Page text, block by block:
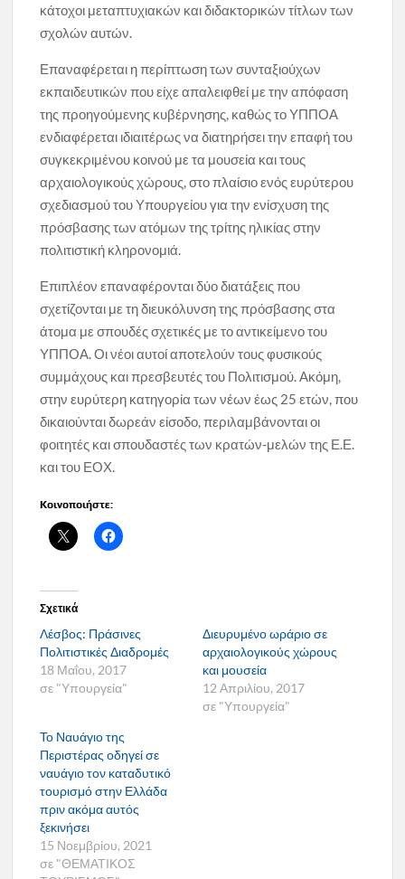
κάτοχοι μεταπτυχιακών και διδακτορικών τίτλων των
σχολών αυτών.
Επαναφέρεται η περίπτωση των συνταξιούχων
εκπαιδευτικών που είχε απαλειφθεί με την απόφαση
της προηγούμενης κυβέρνησης, καθώς το ΥΠΠΟΑ
ενδιαφέρεται ιδιαιτέρως να διατηρήσει την επαφή του
συγκεκριμένου κοινού με τα μουσεία και τους
αρχαιολογικούς χώρους, στο πλαίσιο ενός ευρύτερου
σχεδιασμού του Υπουργείου για την ενίσχυση της
πρόσβασης των ατόμων της τρίτης ηλικίας στην
πολιτιστική κληρονομιά.
Επιπλέον επαναφέρονται δύο διατάξεις που
σχετίζονται με τη διευκόλυνση της πρόσβασης στα
άτομα με σπουδές σχετικές με το αντικείμενο του
ΥΠΠΟΑ. Οι νέοι αυτοί αποτελούν τους φυσικούς
συμμάχους και πρεσβευτές του Πολιτισμού. Ακόμη,
στην ευρύτερη κατηγορία των νέων έως 25 ετών, που
δικαιούνται δωρεάν είσοδο, περιλαμβάνονται οι
φοιτητές και σπουδαστές των κρατών-μελών της Ε.Ε.
και του ΕΟΧ.
Κοινοποιήστε:
Σχετικά
Λέσβος: Πράσινες
Πολιτιστικές Διαδρομές
18 Μαΐου, 2017
σε "Υπουργεία"
Διευρυμένο ωράριο σε
αρχαιολογικούς χώρους
και μουσεία
12 Απριλίου, 2017
σε "Υπουργεία"
Το Ναυάγιο της
Περιστέρας οδηγεί σε
ναυάγιο τον καταδυτικό
τουρισμό στην Ελλάδα
πριν ακόμα αυτός
ξεκινήσει
15 Νοεμβρίου, 2021
σε "ΘΕΜΑΤΙΚΟΣ